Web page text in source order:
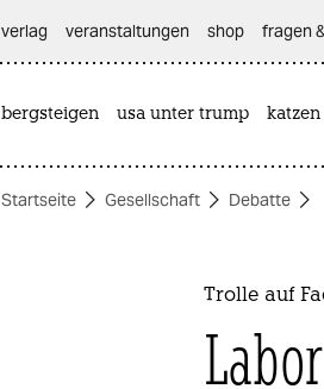
themen
verlag
veranstaltungen shop fragen
bergsteigen usa unter trump katzen
Startseite Gesellschaft Debatte
Trolle auf